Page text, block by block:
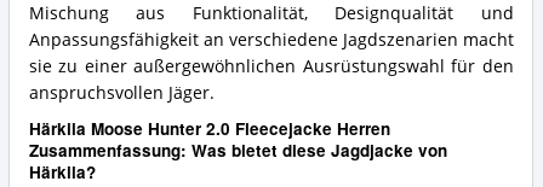
Mischung aus Funktionalität, Designqualität und
Anpassungsfähigkeit an verschiedene Jagdszenarien macht
sie zu einer außergewöhnlichen Ausrüstungswahl für den
anspruchsvollen Jäger.
Härkila Moose Hunter 2.0 Fleecejacke Herren
Zusammenfassung: Was bietet diese Jagdjacke von
Härkila?